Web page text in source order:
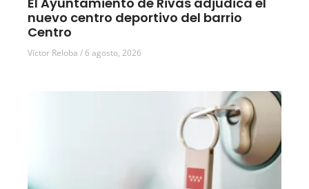
nuevo centro deportivo del barrio
Centro
Víctor Reloba 6 agosto, 2026